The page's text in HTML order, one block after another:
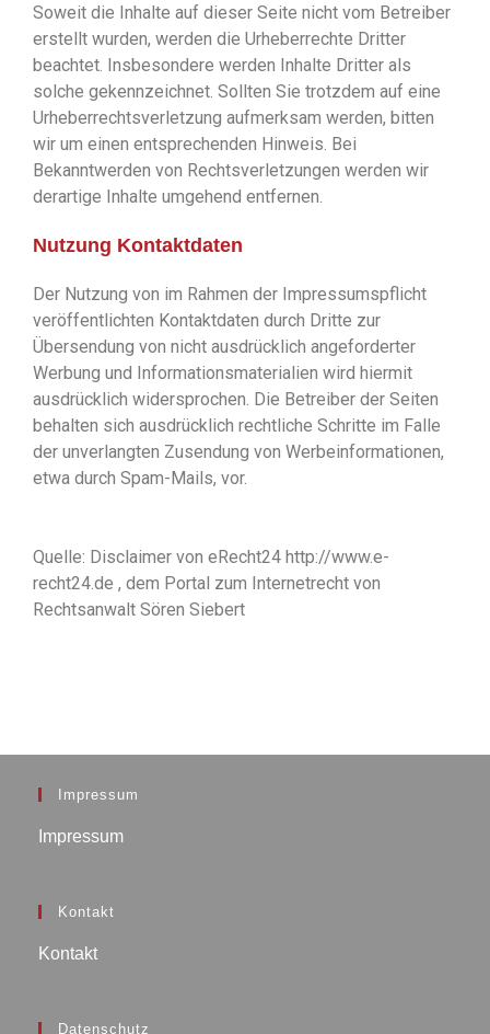
Soweit die Inhalte auf dieser Seite nicht vom Betreiber
erstellt wurden, werden die Urheberrechte Dritter
beachtet. Insbesondere werden Inhalte Dritter als
solche gekennzeichnet. Sollten Sie trotzdem auf eine
Urheberrechtsverletzung aufmerksam werden, bitten
wir um einen entsprechenden Hinweis. Bei
Bekanntwerden von Rechtsverletzungen werden wir
derartige Inhalte umgehend entfernen.
Nutzung Kontaktdaten
Der Nutzung von im Rahmen der Impressumspflicht
veröffentlichten Kontaktdaten durch Dritte zur
Übersendung von nicht ausdrücklich angeforderter
Werbung und Informationsmaterialien wird hiermit
ausdrücklich widersprochen. Die Betreiber der Seiten
behalten sich ausdrücklich rechtliche Schritte im Falle
der unverlangten Zusendung von Werbeinformationen,
etwa durch Spam-Mails, vor.
Quelle: Disclaimer von eRecht24 http://www.e-
recht24.de , dem Portal zum Internetrecht von
Rechtsanwalt Sören Siebert
Impressum
Impressum
Kontakt
Kontakt
Datenschutz